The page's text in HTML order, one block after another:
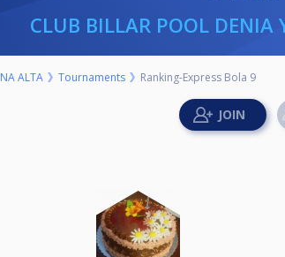
CLUB BILLAR POOL
ALTA Tournaments Ranking-Express Bola 9